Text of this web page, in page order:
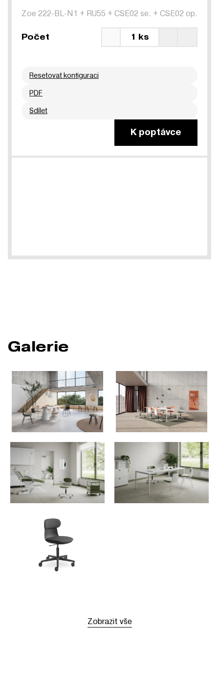
Zoe 222-BL-N1 + RU55 + CSE02 se. + CSE02 op.
Počet 1 ks
Resetovat konfiguraci
PDF
Sdílet
K poptávce
Galerie
Zobrazit vše